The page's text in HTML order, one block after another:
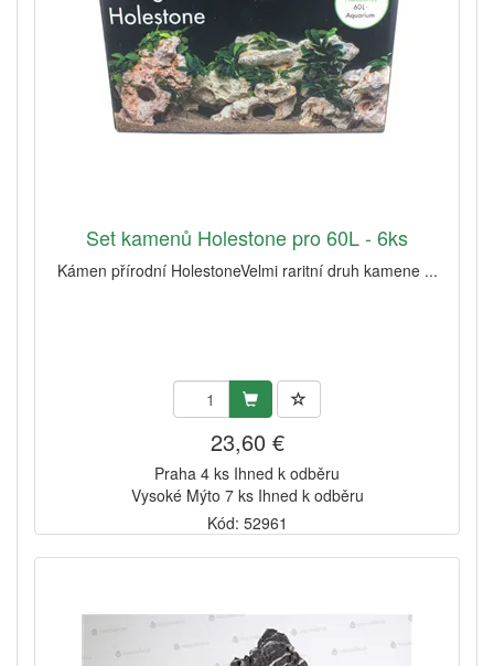
Set kamenů Holestone pro 60L - 6ks
Kámen přírodní HolestoneVelmi raritní druh kamene ...
23,60 €
Praha 4 ks Ihned k odběru
Vysoké Mýto 7 ks Ihned k odběru
Kód: 52961